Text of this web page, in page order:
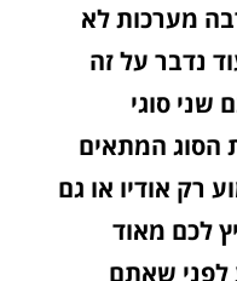
מערכות לא
נדבר על זה
סוגי
הסוג המתאים
רק אודיו או גם
לכם מאוד
לפני שאתם